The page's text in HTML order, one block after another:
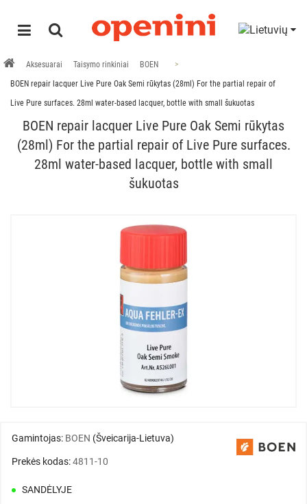
Aksesuarai Taisymo rinkiniai
BOEN
BOEN repair lacquer Live Pure Oak Semi rūkytas (28ml) For the partial repair of
Live Pure surfaces. 28ml water-based lacquer, bottle with small šukuotas
BOEN repair lacquer Live Pure Oak Semi rūkytas
(28ml) For the partial repair of Live Pure surfaces.
28ml water-based lacquer, bottle with small
šukuotas
Gamintojas: BOEN (Šveicarija-Lietuva)
Prekės kodas:4811-10
SANDĖLYJE